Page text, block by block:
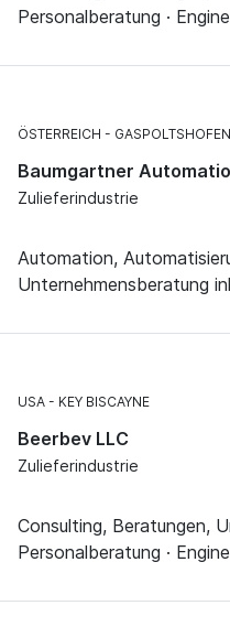
Personalberatung ·
ÖSTERREICH GASPOLTSHOFEN
Baumgartner
Zulieferindustrie
Automation,
Unternehmensberatung
USA KEY BISCAYNE
Beerbev LLC
Zulieferindustrie
Consulting, Beratungen,
Personalberatung ·